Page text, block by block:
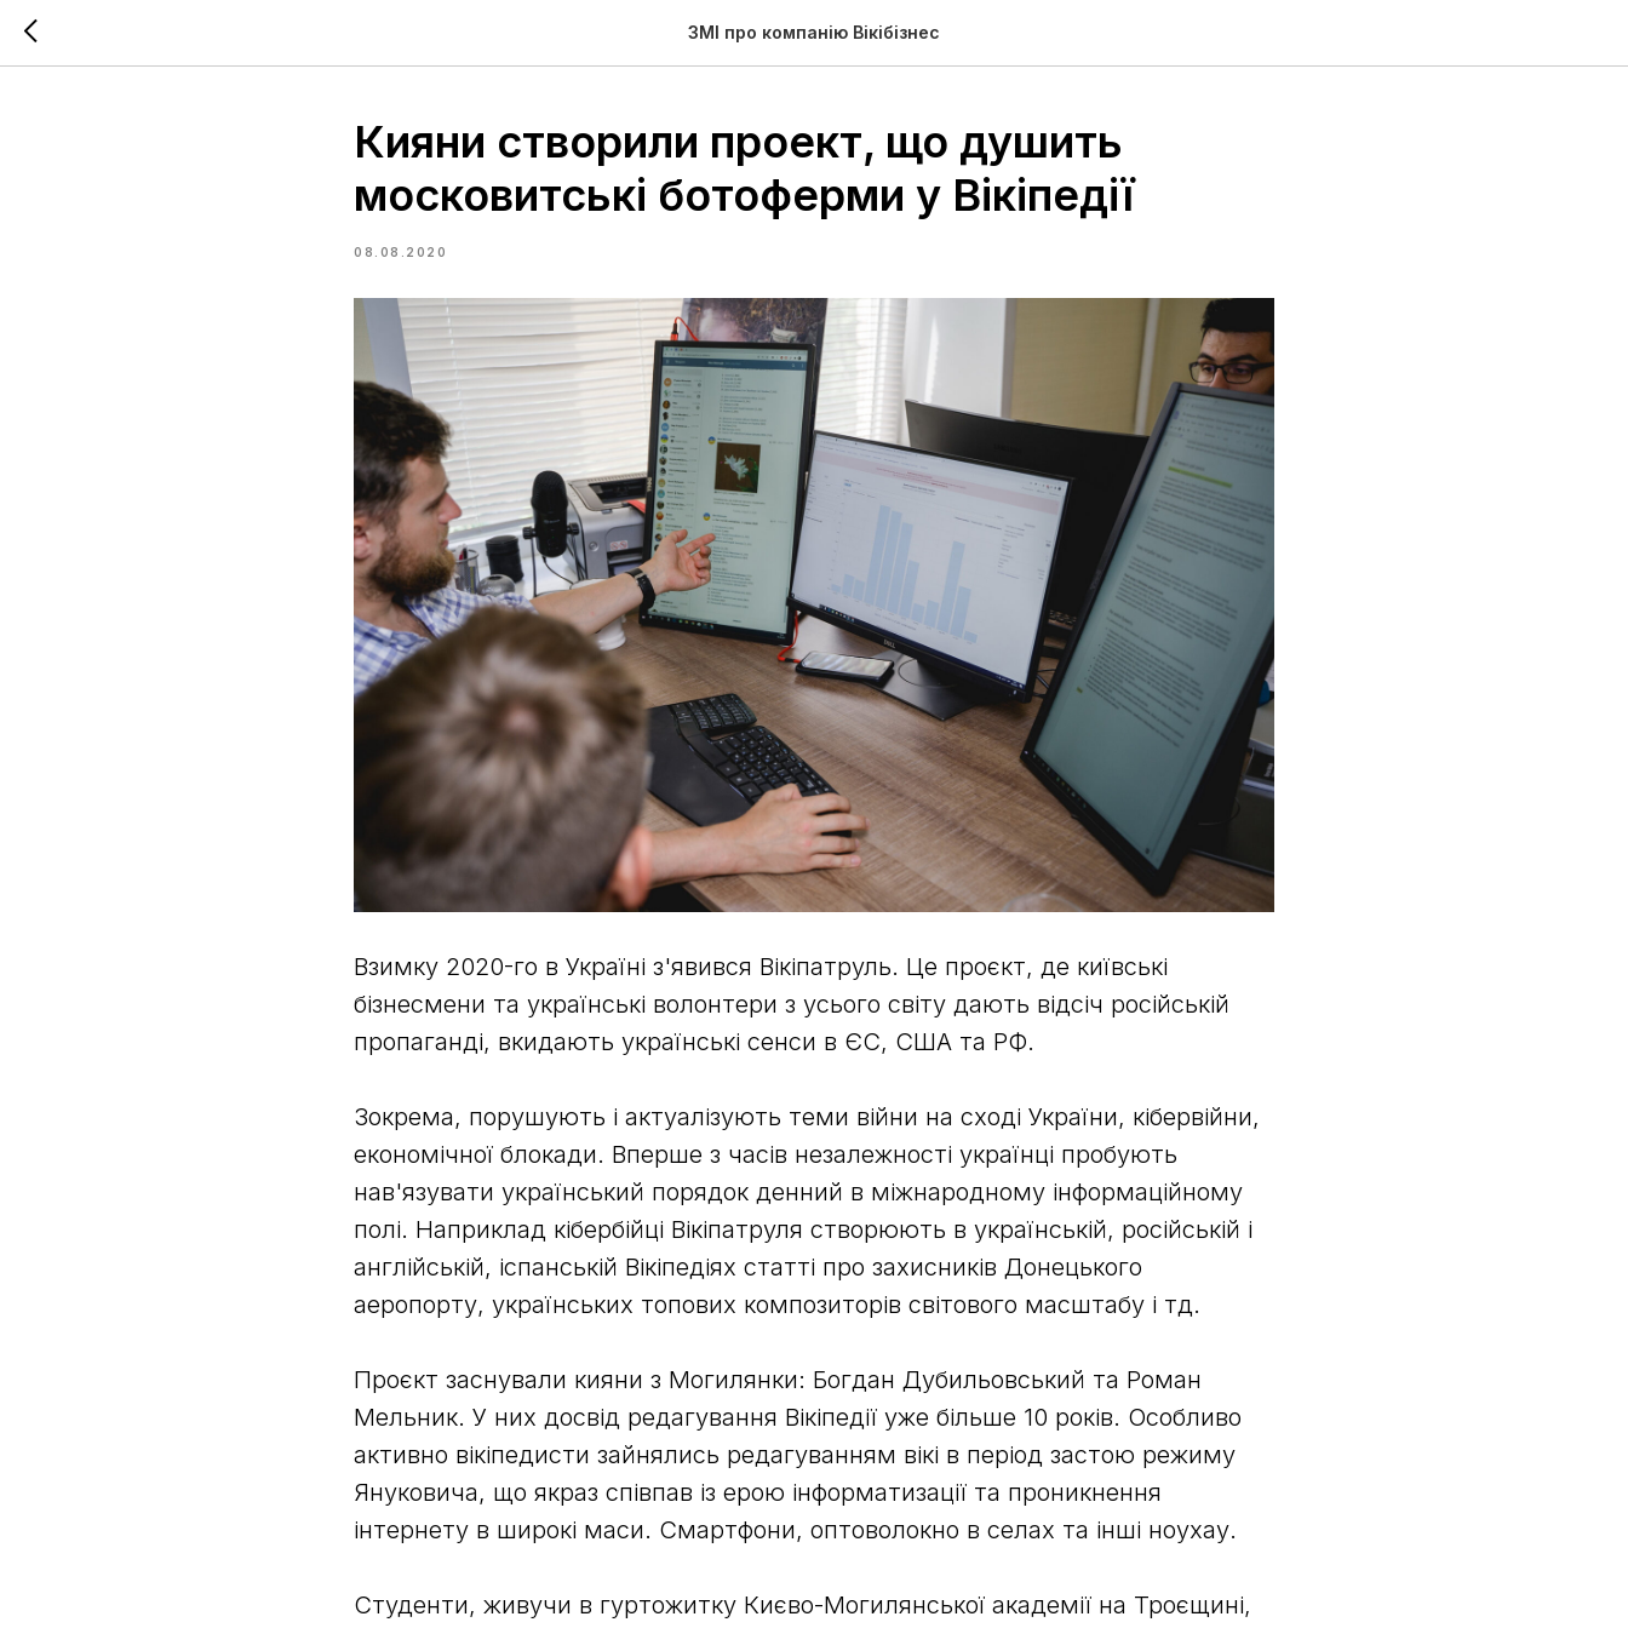
ЗМІ про компанію Вікібізнес
Кияни створили проект, що душить
московитські ботоферми у Вікіпедії
08.08.2020
Взимку 2020-го в Україні з'явився Вікіпатруль. Це проєкт, де київські
бізнесмени та українські волонтери з усього світу дають відсіч російській
пропаганді, вкидають українські сенси в ЄС, США та РФ.
Зокрема, порушують і актуалізують теми війни на сході України, кібервійни,
економічної блокади. Вперше з часів незалежності українці пробують
нав'язувати український порядок денний в міжнародному інформаційному
полі. Наприклад кібербійці Вікіпатруля створюють в українській, російській і
англійській, іспанській Вікіпедіях статті про захисників Донецького
аеропорту, українських топових композиторів світового масштабу і тд.
Проєкт заснували кияни з Могилянки: Богдан Дубильовський та Роман
Мельник. У них досвід редагування Вікіпедії уже більше 10 років. Особливо
активно вікіпедисти зайнялись редагуванням вікі в період застою режиму
Януковича, що якраз співпав із ерою інформатизації та проникнення
інтернету в широкі маси. Смартфони, оптоволокно в селах та інші ноухау.
Студенти, живучи в гуртожитку Києво-Могилянської академії на Троєщині,